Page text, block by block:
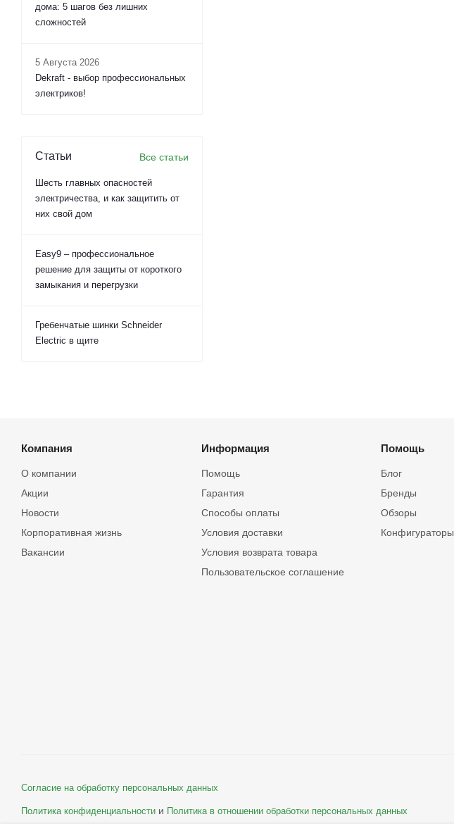
дома: 5 шагов без лишних
сложностей
5 Августа 2026
Dekraft - выбор профессиональных
электриков!
Статьи Все статьи
Шесть главных опасностей
электричества, и как защитить от
них свой дом
Easy9 – профессиональное
решение для защиты от короткого
замыкания и перегрузки
Гребенчатые шинки Schneider
Electric в щите
Компания
О компании
Акции
Новости
Корпоративная жизнь
Вакансии
Информация
Помощь
Гарантия
Способы оплаты
Условия доставки
Условия возврата товара
Пользовательское соглашение
Помощь
Блог
Бренды
Обзоры
Конфигураторы
Согласие на обработку персональных данных
Политика конфиденциальности и Политика в отношении обработки персональных данных